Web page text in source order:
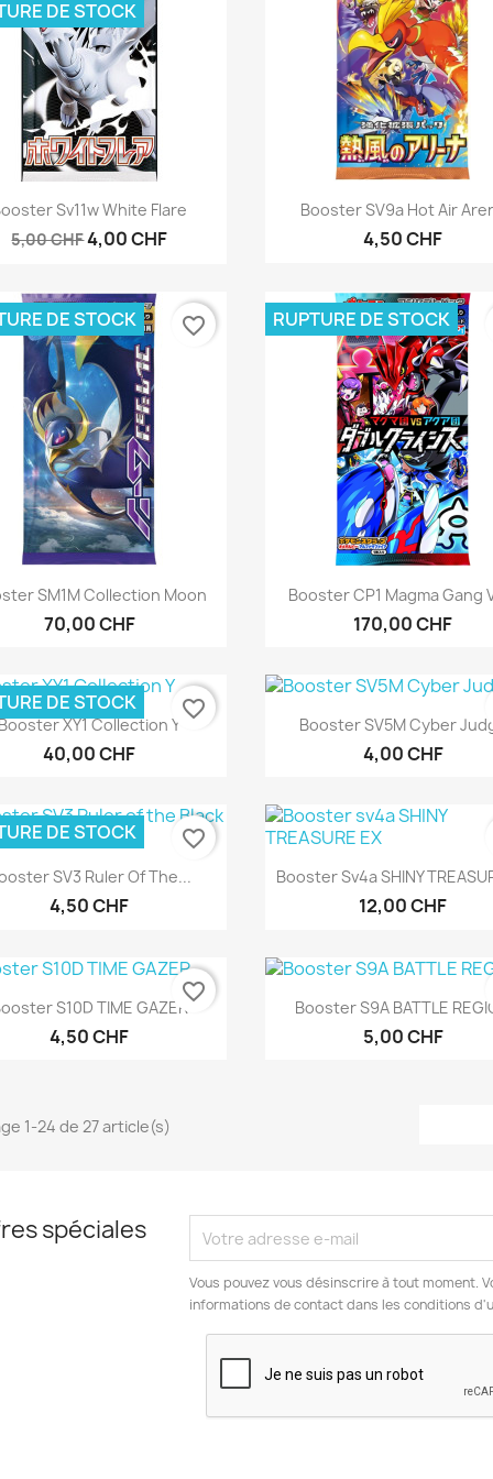
Aperçu rapide
Sv11w White Flare
5,00 CHF4,00 CHF
DE STOCK
Aperçu rapide
Booster SV9a Hot Air
4,50 CHF
Aperçu rapide
SM1M Collection Moon
70,00 CHF
DE STOCK favorite_border
Aperçu rapide
Booster CP1 Magma Gang
170,00 CHF
RUPTURE DE STOCK
Aperçu rapide
XY1 Collection Y
40,00 CHF
DE STOCK favorite_border Aperçu rapide
Booster SV5M Cyber
4,00 CHF
Aperçu rapide
SV3 Ruler Of The...
4,50 CHF
DE STOCK
favorite_border
Aperçu rapide
Booster Sv4a SHINY
12,00 CHF
Aperçu rapide
S10D TIME GAZER
4,50 CHF
favorite_border Aperçu rapide
Booster S9A BATTLE
5,00 CHF
1-24 de 27 article(s)
spéciales
Vous pouvez vous désinscrire à tout moment.
informations de contact dans les conditions